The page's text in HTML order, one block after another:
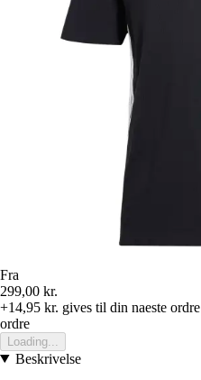
Fra
299,00 kr.
+14,95 kr. gives til din naeste ordre
ordre
Loading...
Beskrivelse